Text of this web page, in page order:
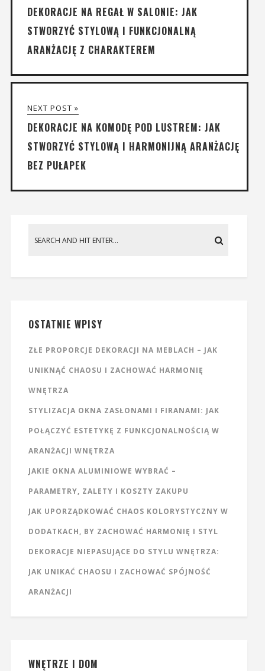
DEKORACJE NA REGAŁ W SALONIE: JAK
STWORZYĆ STYLOWĄ I FUNKCJONALNĄ
ARANŻACJĘ Z CHARAKTEREM
NEXT POST »
DEKORACJE NA KOMODĘ POD LUSTREM: JAK
STWORZYĆ STYLOWĄ I HARMONIJNĄ ARANŻACJĘ
BEZ PUŁAPEK
OSTATNIE WPISY
ZŁE PROPORCJE DEKORACJI NA MEBLACH – JAK
UNIKNĄĆ CHAOSU I ZACHOWAĆ HARMONIĘ
WNĘTRZA
STYLIZACJA OKNA ZASŁONAMI I FIRANAMI: JAK
POŁĄCZYĆ ESTETYKĘ Z FUNKCJONALNOŚCIĄ W
ARANŻACJI WNĘTRZA
JAKIE OKNA ALUMINIOWE WYBRAĆ –
PARAMETRY, ZALETY I KOSZTY ZAKUPU
JAK UPORZĄDKOWAĆ CHAOS KOLORYSTYCZNY W
DODATKACH, BY ZACHOWAĆ HARMONIĘ I STYL
DEKORACJE NIEPASUJĄCE DO STYLU WNĘTRZA:
JAK UNIKAĆ CHAOSU I ZACHOWAĆ SPÓJNOŚĆ
ARANŻACJI
WNĘTRZE I DOM